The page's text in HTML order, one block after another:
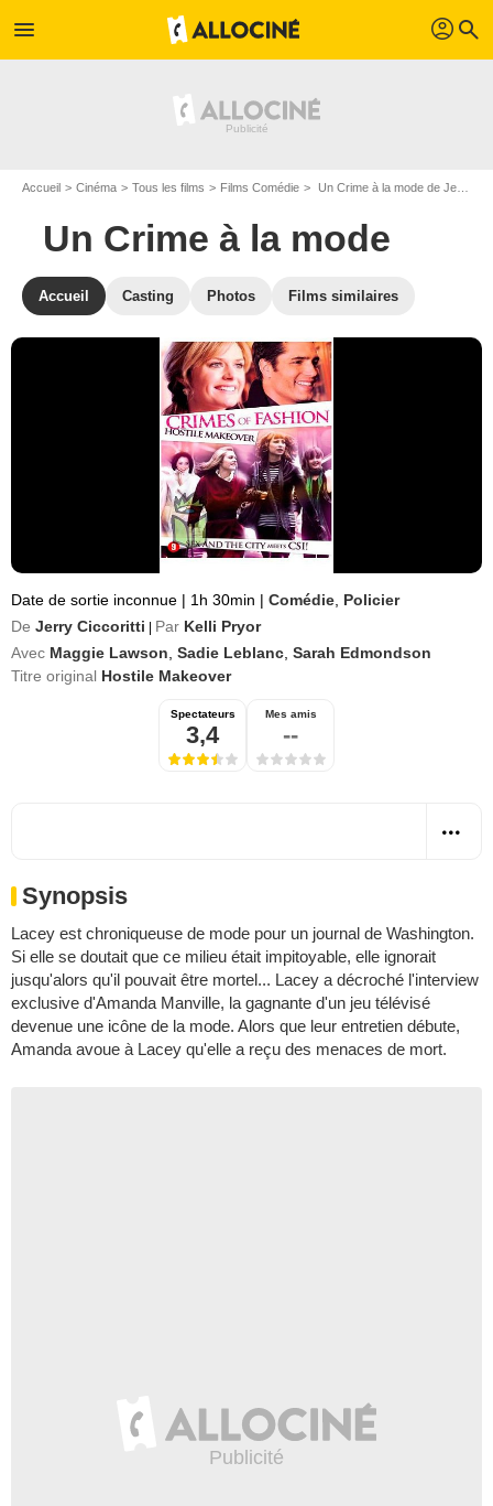
menu profil search
Accueil Cinéma Tous les films Films Comédie Un Crime à la mode de Jerry Ciccoritti
Un Crime à la mode
Accueil Casting Photos Films similaires
Date de sortie inconnue | 1h 30min | Comédie Policier
De Jerry Ciccoritti Par Kelli Pryor
Avec Maggie Lawson Sadie Leblanc Sarah Edmondson
Titre original Hostile Makeover
Spectateurs
3,4
Mes amis
--
Synopsis
Lacey est chroniqueuse de mode pour un journal de Washington.
Si elle se doutait que ce milieu était impitoyable, elle ignorait
jusqu'alors qu'il pouvait être mortel... Lacey a décroché l'interview
exclusive d'Amanda Manville, la gagnante d'un jeu télévisé
devenue une icône de la mode. Alors que leur entretien débute,
Amanda avoue à Lacey qu'elle a reçu des menaces de mort.